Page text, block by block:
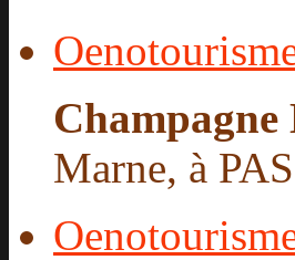
Marne, à